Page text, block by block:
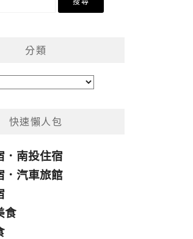
分類
快速懶人包
． 南投住宿
．汽車旅館
食